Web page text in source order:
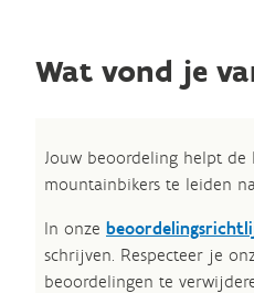
Wat vond je
Jouw beoordeling helpt
mountainbikers te leiden
In onze
schrijven. Respecteer je
beoordelingen te